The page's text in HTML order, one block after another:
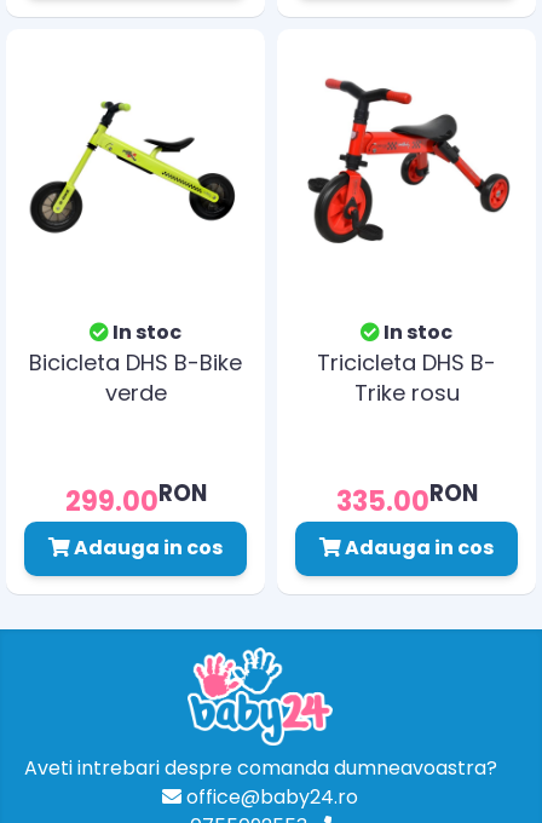
In stoc
Bicicleta DHS B-Bike
verde
299.00RON
Adauga in cos
In stoc
Tricicleta DHS B-
Trike rosu
335.00RON
Adauga in cos
Aveti intrebari despre comanda dumneavoastra?
office@baby24.ro